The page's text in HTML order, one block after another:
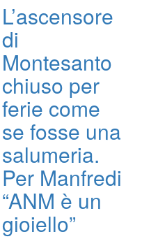
L’ascensore
di
Montesanto
chiuso per
ferie come
se fosse una
salumeria.
Per Manfredi
“ANM è un
gioiello”